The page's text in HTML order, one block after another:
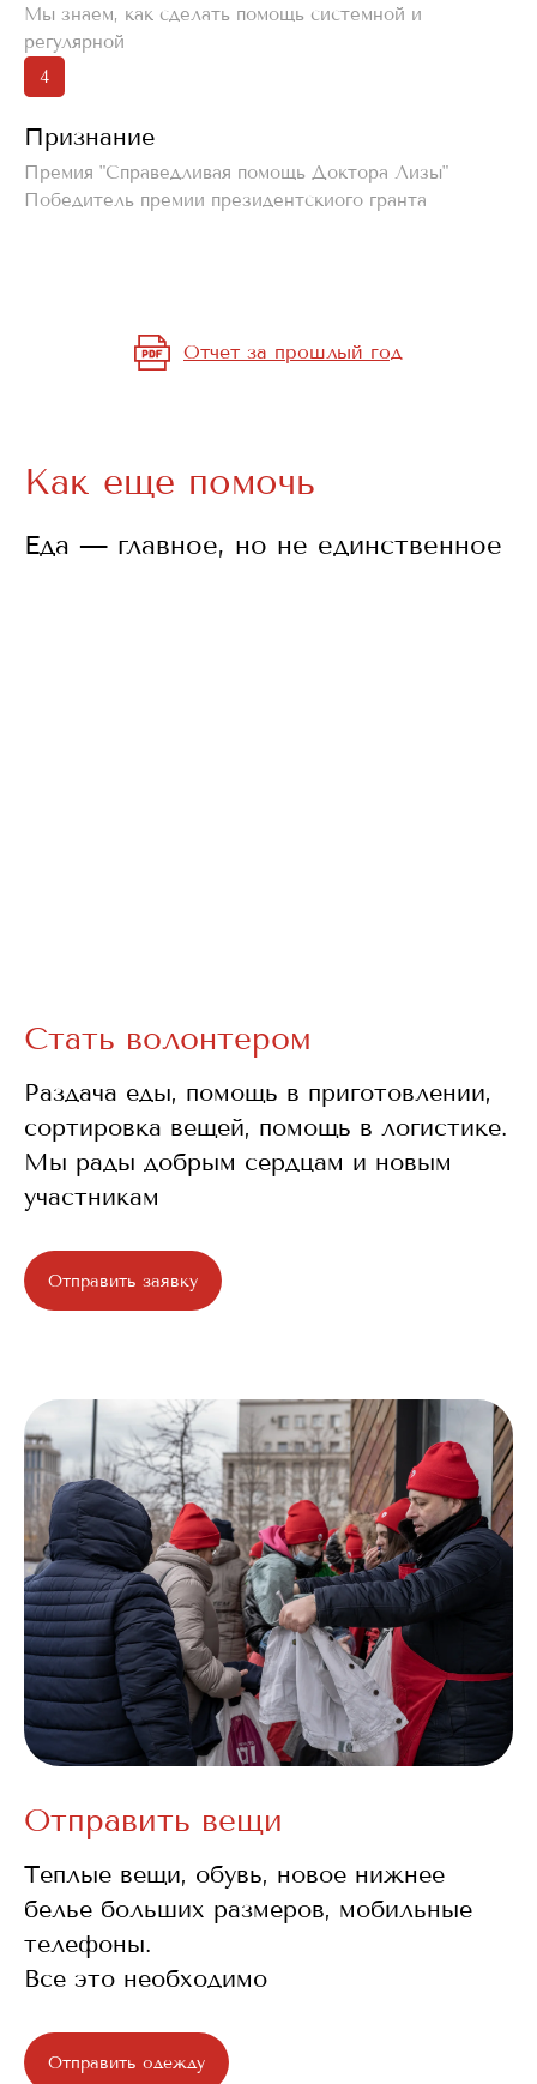
Мы знаем, как сделать помощь системной и
регулярной
4
Признание
Премия "Справедливая помощь Доктора Лизы"
Победитель премии президентскиого гранта
Отчет за прошлый год
Как еще помочь
Еда — главное, но не единственное
Стать волонтером
Раздача еды, помощь в приготовлении,
сортировка вещей, помощь в логистике.
Мы рады добрым сердцам и новым
участникам
Отправить заявку
Отправить вещи
Теплые вещи, обувь, новое нижнее
белье больших размеров, мобильные
телефоны.
Все это необходимо
Отправить одежду